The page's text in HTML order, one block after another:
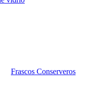
Frascos Conserveros